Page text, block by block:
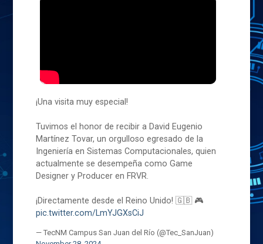
¡Una visita muy especial!
Tuvimos el honor de recibir a David Eugenio
Martínez Tovar, un orgulloso egresado de la
Ingeniería en Sistemas Computacionales, quien
actualmente se desempeña como Game
Designer y Producer en FRVR.
¡Directamente desde el Reino Unido! 🇬🇧 🎮
pic.twitter.com/LmYJGXsCiJ
— TecNM Campus San Juan del Río (@Tec_SanJuan)